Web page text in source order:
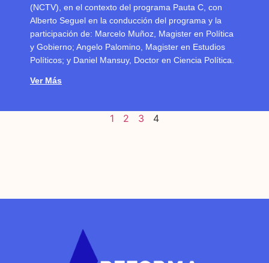
(NCTV), en el contexto del programa Pauta C, con
Alberto Seguel en la conducción del programa y la
participación de: Marcelo Muñoz, Magister en Política
y Gobierno; Angelo Palomino, Magister en Estudios
Políticos; y Daniel Mansuy, Doctor en Ciencia Política.
Ver Más
1 2 3 4